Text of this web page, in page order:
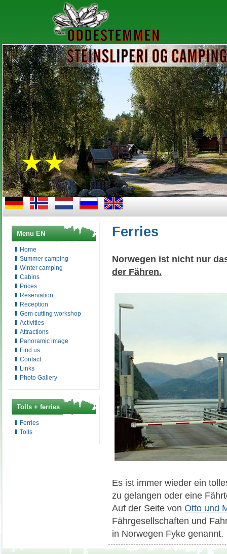
Menu EN
Home
Summer camping
Winter camping
Cabins
Prices
Reservation
Reception
Gem cutting workshop
Activities
Attractions
Panoramic image
Find us
Contact
Links
Photo Gallery
Tolls + ferries
Ferries
Tolls
Ferries
Norwegen ist nicht nur
der Fähren.
Es ist immer wieder ein
zu gelangen oder eine
Auf der Seite von Otto und
Fährgesellschaften und
in Norwegen Fyke genannt.